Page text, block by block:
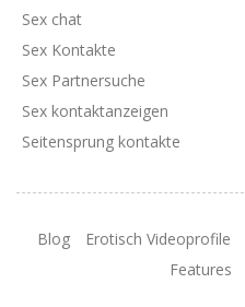
Sex chat
Sex Kontakte
Sex Partnersuche
Sex kontaktanzeigen
Seitensprung kontakte
Blog Erotisch Videoprofile
Features